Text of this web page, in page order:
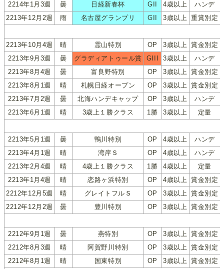
2214年1月3週
曇 日経新春杯 GII 4歳以上
ハンデ
2213年12月2週
雨 名古屋グランプリ GII 3歳以上 重賞別定
2213年10月4週 晴 霊山特別 OP 3歳以上 賞金別定
2213年9月3週
曇 グラディアトゥール賞 GIII 3歳以上
ハンデ
2213年8月4週
曇 富良野特別 OP 3歳以上 賞金別定
2213年8月1週
晴 札幌日経オープン OP 3歳以上 賞金別定
2213年7月2週
曇 北海ハンデキャップ OP 3歳以上
ハンデ
2213年6月1週
晴 3歳上１勝クラス 1勝 3歳以上 定量
2213年5月1週 曇 鴨川特別 OP 4歳以上
ハンデ
2213年4月1週
晴 湾岸Ｓ OP 4歳以上
ハンデ
2213年2月4週
晴 4歳上１勝クラス 1勝 4歳以上
定量
2213年1月4週
晴 恋路ヶ浜特別 OP 4歳以上 賞金別定
2212年12月5週
晴 グレイトフルＳ OP 3歳以上 賞金別定
2212年12月2週
曇 豊川特別 OP 3歳以上 賞金別定
2212年9月1週 曇 燕特別 OP 3歳以上 賞金別定
2212年8月3週
晴 阿賀野川特別 OP 3歳以上 賞金別定
2212年8月1週
晴 国東特別 OP 3歳以上 賞金別定